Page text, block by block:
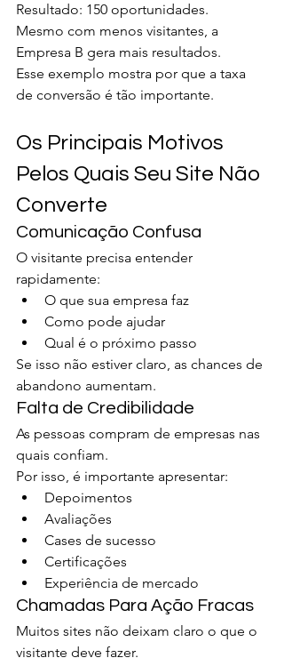
Resultado: 150 oportunidades.
Mesmo com menos visitantes, a
Empresa B gera mais resultados.
Esse exemplo mostra por que a taxa
de conversão é tão importante.
Os Principais Motivos
Pelos Quais Seu Site Não
Converte
Comunicação Confusa
O visitante precisa entender
rapidamente:
O que sua empresa faz
Como pode ajudar
Qual é o próximo passo
Se isso não estiver claro, as chances de
abandono aumentam.
Falta de Credibilidade
As pessoas compram de empresas nas
quais confiam.
Por isso, é importante apresentar:
Depoimentos
Avaliações
Cases de sucesso
Certificações
Experiência de mercado
Chamadas Para Ação Fracas
Muitos sites não deixam claro o que o
visitante deve fazer.